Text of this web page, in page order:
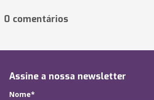
0 comentários
Assine a nossa newsletter
Nome*